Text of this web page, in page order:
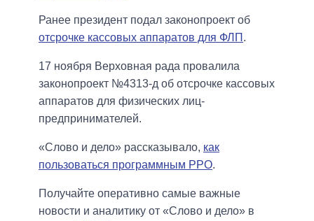
Ранее президент подал законопроект об
отсрочке кассовых аппаратов для ФЛП .
17 ноября Верховная рада провалила
законопроект №4313-д об отсрочке кассовых
аппаратов для физических лиц-
предпринимателей.
«Слово и дело» рассказывало, как
пользоваться программным РРО.
Получайте оперативно самые важные
новости и аналитику от «Слово и дело» в